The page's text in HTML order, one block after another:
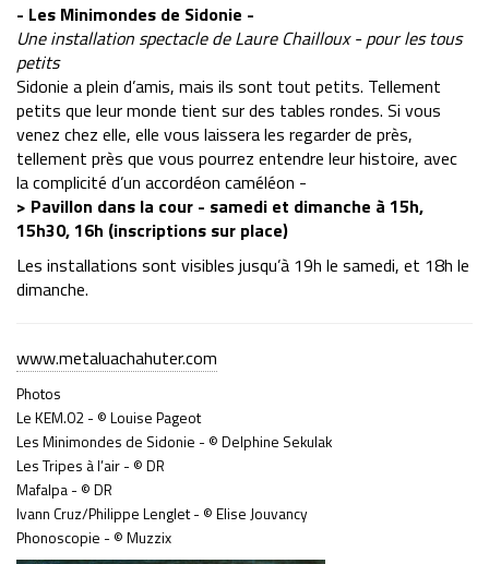
- Les Minimondes de Sidonie -
Une installation spectacle de Laure Chailloux - pour les tous
petits
Sidonie a plein d’amis, mais ils sont tout petits. Tellement
petits que leur monde tient sur des tables rondes. Si vous
venez chez elle, elle vous laissera les regarder de près,
tellement près que vous pourrez entendre leur histoire, avec
la complicité d’un accordéon caméléon -
> Pavillon dans la cour - samedi et dimanche à 15h,
15h30, 16h (inscriptions sur place)
Les installations sont visibles jusqu’à 19h le samedi, et 18h le
dimanche.
www.metaluachahuter.com
Photos
Le KEM.02 - © Louise Pageot
Les Minimondes de Sidonie - © Delphine Sekulak
Les Tripes à l’air - © DR
Mafalpa - © DR
Ivann Cruz/Philippe Lenglet - © Elise Jouvancy
Phonoscopie - © Muzzix